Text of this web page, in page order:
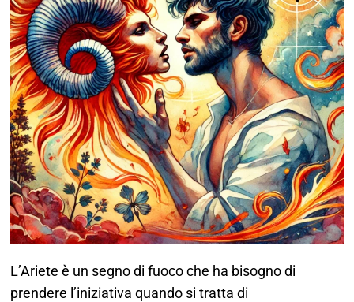
L’Ariete è un segno di fuoco che ha bisogno di
prendere l’iniziativa quando si tratta di